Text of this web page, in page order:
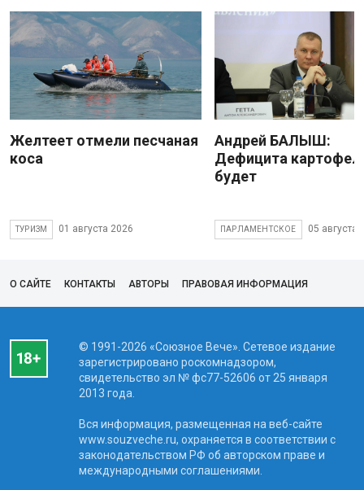
Желтеет отмели песчаная
коса
ТУРИЗМ 01 августа 2026
Андрей БАЛЫШ:
Дефицита
будет
ПАРЛАМЕНТСКОЕ 05 августа
О САЙТЕ КОНТАКТЫ АВТОРЫ ПРАВОВАЯ ИНФОРМАЦИЯ
© 1991-2026 «Союзное Вече». Сетевое издание
зарегистрировано роскомнадзором,
свидетельство эл № фc77-52606 от 25 января
2013 года.
Вся информация, размещенная на веб-сайте
www.souzveche.ru, охраняется в соответствии с
законодательством РФ об авторском праве и
международными соглашениями.